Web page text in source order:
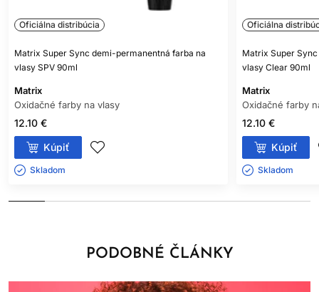
Oficiálna distribúcia
Matrix Super Sync demi-permanentná farba na
vlasy SPV 90ml
Matrix
Oxidačné farby na vlasy
12.10 €
Kúpiť
Skladom ㅤ
Oficiálna
Matrix Super
vlasy Clear 90ml
Matrix
Oxidačné farby
12.10 €
Kúpiť
Skladom ㅤ
PODOBNÉ ČLÁNKY